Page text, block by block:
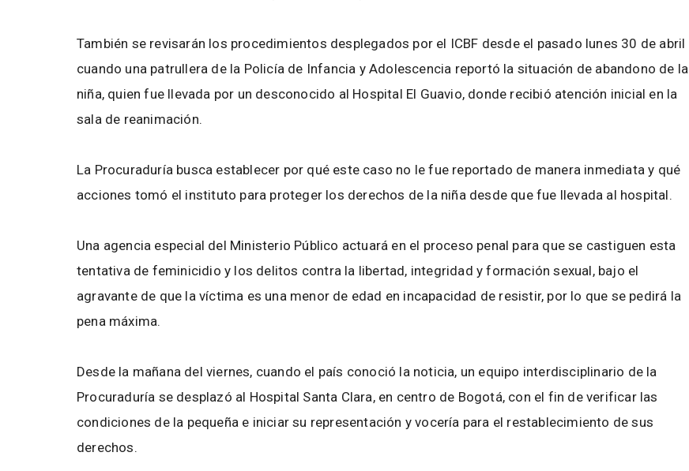
También se revisarán los procedimientos desplegados por el ICBF desde el pasado lunes 30 de abril
cuando una patrullera de la Policía de Infancia y Adolescencia reportó la situación de abandono de la
niña, quien fue llevada por un desconocido al Hospital El Guavio, donde recibió atención inicial en la
sala de reanimación.
La Procuraduría busca establecer por qué este caso no le fue reportado de manera inmediata y qué
acciones tomó el instituto para proteger los derechos de la niña desde que fue llevada al hospital.
Una agencia especial del Ministerio Público actuará en el proceso penal para que se castiguen esta
tentativa de feminicidio y los delitos contra la libertad, integridad y formación sexual, bajo el
agravante de que la víctima es una menor de edad en incapacidad de resistir, por lo que se pedirá la
pena máxima.
Desde la mañana del viernes, cuando el país conoció la noticia, un equipo interdisciplinario de la
Procuraduría se desplazó al Hospital Santa Clara, en centro de Bogotá, con el fin de verificar las
condiciones de la pequeña e iniciar su representación y vocería para el restablecimiento de sus
derechos.